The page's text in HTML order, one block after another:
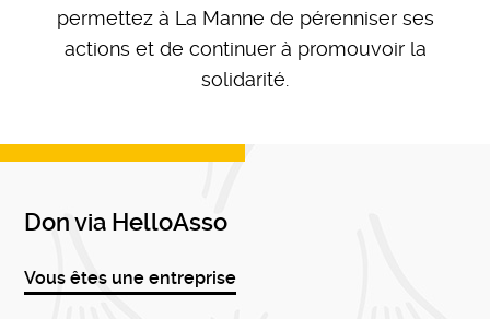
permettez à La Manne de pérenniser ses
actions et de continuer à promouvoir la
solidarité.
Don via HelloAsso
Vous êtes une entreprise